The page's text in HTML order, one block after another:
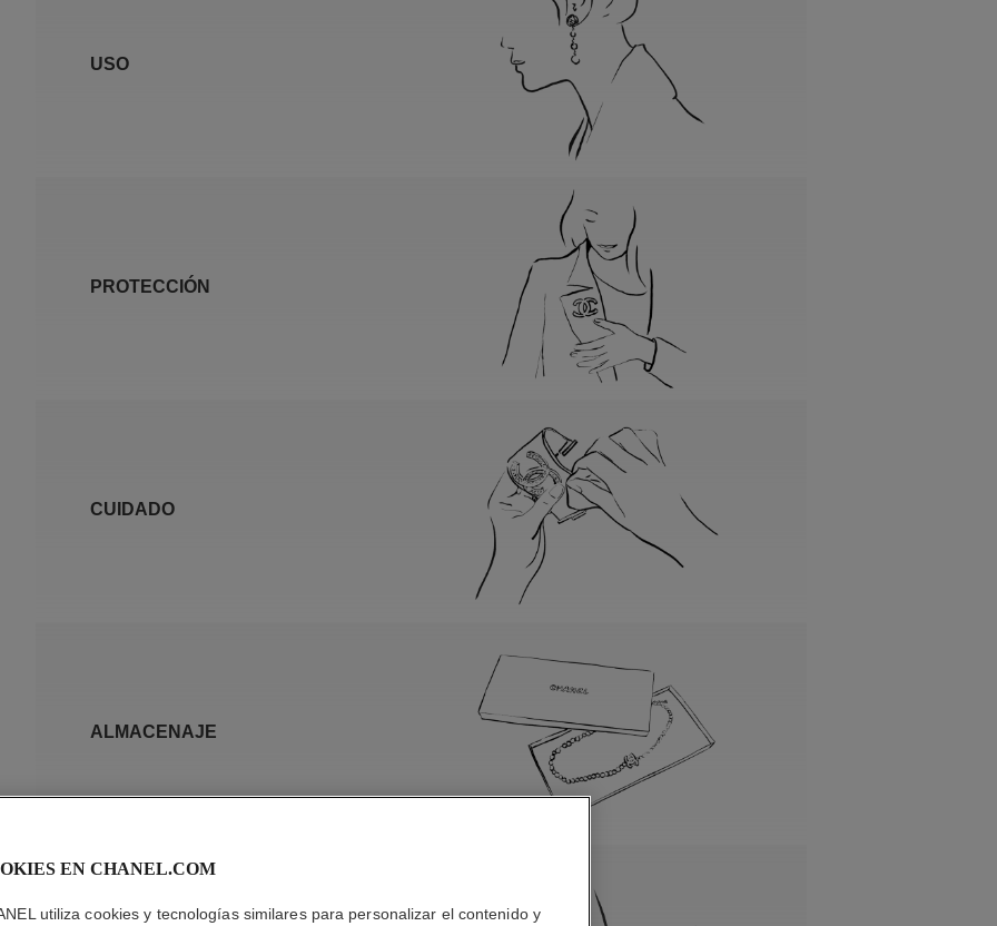
USO
PROTECCIÓN
CUIDADO
ALMACENAJE
EN CHANEL.COM
utiliza cookies y tecnologías similares para personalizar el contenido y